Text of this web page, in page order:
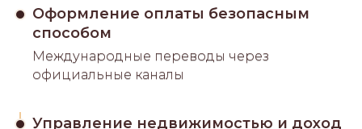
Оформление оплаты безопасным
способом
Международные переводы через
официальные каналы
Управление недвижимостью и доход